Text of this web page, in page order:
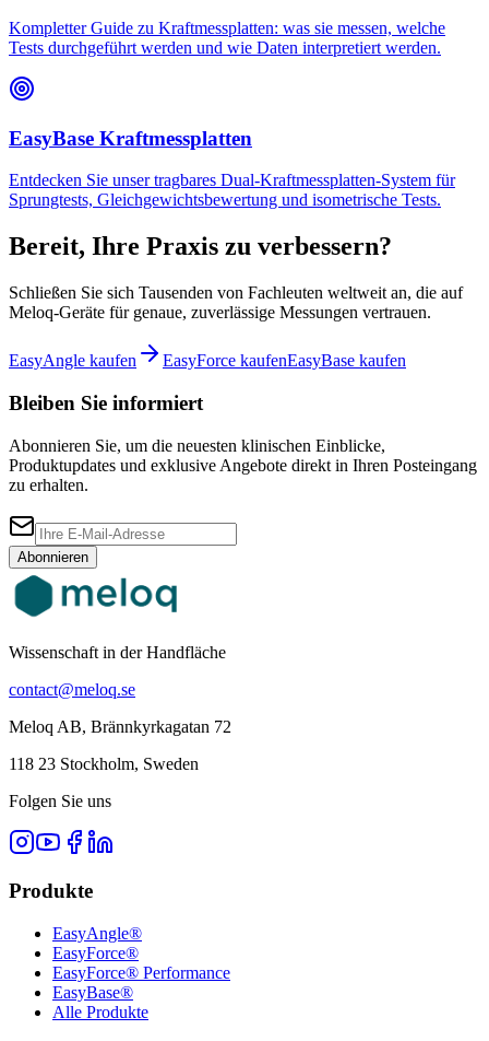
Kompletter Guide zu Kraftmessplatten: was sie messen, welche
Tests durchgeführt werden und wie Daten interpretiert werden.
EasyBase Kraftmessplatten
Entdecken Sie unser tragbares Dual-Kraftmessplatten-System für
Sprungtests, Gleichgewichtsbewertung und isometrische Tests.
Bereit, Ihre Praxis zu verbessern?
Schließen Sie sich Tausenden von Fachleuten weltweit an, die auf
Meloq-Geräte für genaue, zuverlässige Messungen vertrauen.
EasyAngle kaufen EasyForce kaufenEasyBase kaufen
Bleiben Sie informiert
Abonnieren Sie, um die neuesten klinischen Einblicke,
Produktupdates und exklusive Angebote direkt in Ihren Posteingang
zu erhalten.
Abonnieren
Wissenschaft in der Handfläche
contact@meloq.se
Meloq AB, Brännkyrkagatan 72
118 23 Stockholm, Sweden
Folgen Sie uns
Produkte
EasyAngle®
EasyForce®
EasyForce® Performance
EasyBase®
Alle Produkte